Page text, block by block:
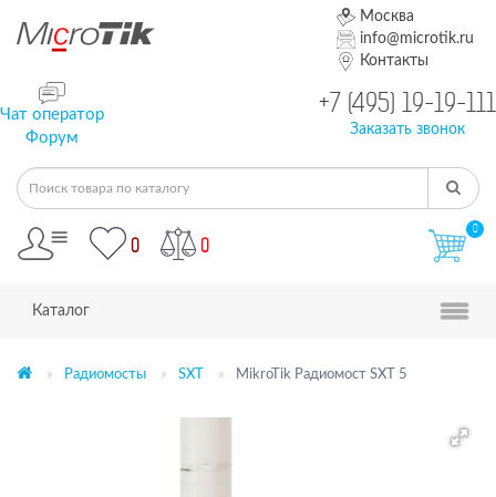
Москва
info@microtik.ru
Контакты
Чат оператор
Форум
+7 (495) 19-19-111
Заказать звонок
0 0
0
Каталог
Радиомосты SXT MikroTik Радиомост SXT 5